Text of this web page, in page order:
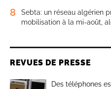
8
Sebta: un réseau algérien
mobilisation à la mi-août,
REVUES DE PRESSE
Des téléphones